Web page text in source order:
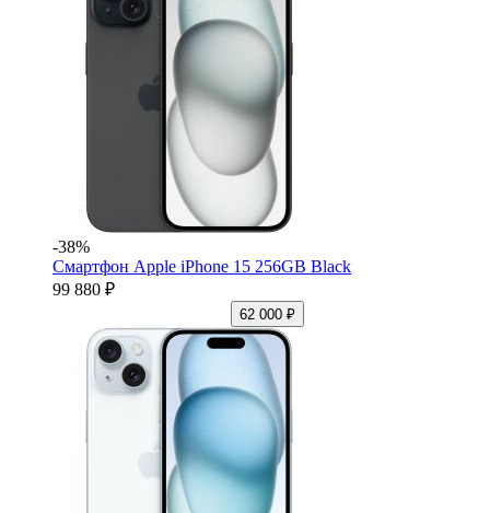
-38%
Смартфон Apple iPhone 15 256GB Black
99 880 ₽
62 000 ₽